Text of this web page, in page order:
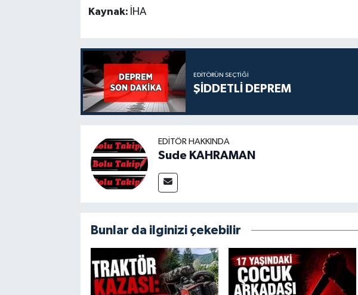
Kaynak: İHA
EDITÖRÜN SEÇTIĞI
ŞİDDETLİ DEPREM
EDITÖR HAKKINDA
Sude KAHRAMAN
Bunlar da ilginizi çekebilir